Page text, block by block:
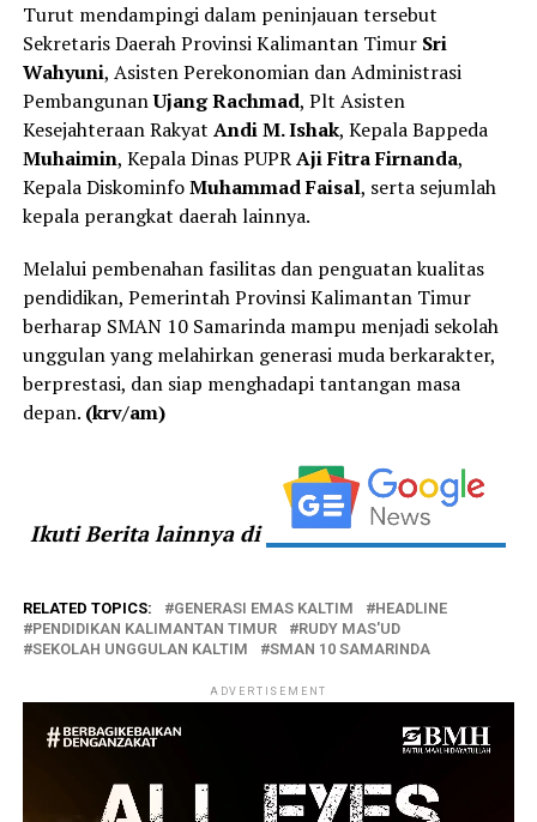
Turut mendampingi dalam peninjauan tersebut
Sekretaris Daerah Provinsi Kalimantan Timur Sri
Wahyuni, Asisten Perekonomian dan Administrasi
PembangunanUjang Rachmad, Plt Asisten
Kesejahteraan Rakyat Andi M. Ishak, Kepala Bappeda
Muhaimin, Kepala Dinas PUPRAji Fitra Firnanda,
Kepala DiskominfoMuhammad Faisal, serta sejumlah
kepala perangkat daerah lainnya.
Melalui pembenahan fasilitas dan penguatan kualitas
pendidikan, Pemerintah Provinsi Kalimantan Timur
berharap SMAN 10 Samarinda mampu menjadi sekolah
unggulan yang melahirkan generasi muda berkarakter,
berprestasi, dan siap menghadapi tantangan masa
depan. (krv/am)
Ikuti Berita lainnya di
RELATED TOPICS: GENERASI EMAS KALTIM
HEADLINE
PENDIDIKAN KALIMANTAN TIMUR
RUDY MAS'UD
SEKOLAH UNGGULAN KALTIM
SMAN 10 SAMARINDA
ADVERTISEMENT